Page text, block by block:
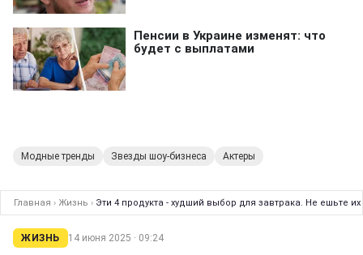
Модные тренды Звезды шоу-бизнеса Актеры
Главная › Жизнь › Эти 4 продукта - худший выбор для завтрака. Не ешьте
ЖИЗНЬ 14 июня 2025 · 09:24